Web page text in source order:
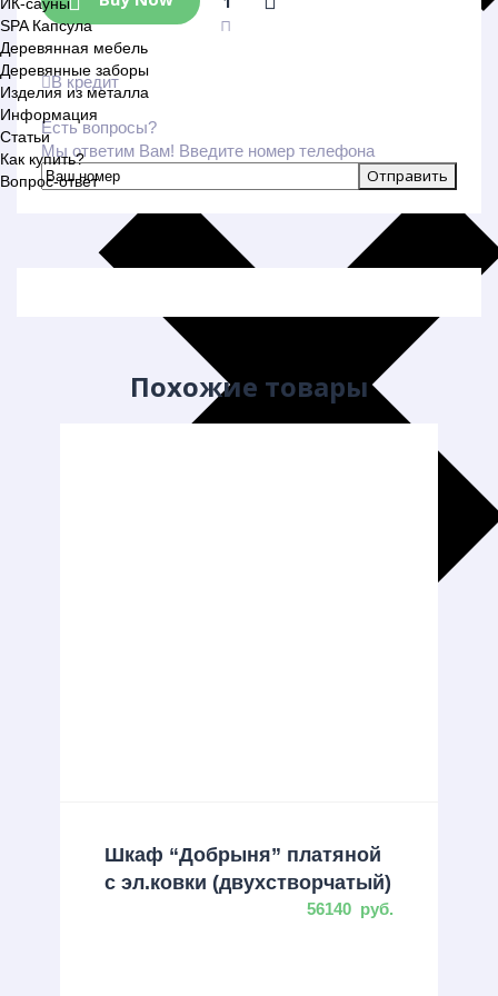
SPA Капсула
Деревянная мебель
Деревянные заборы
Изделия из металла
Информация
Статьи
Как купить?
Вопрос-ответ
В кредит
Есть вопросы?
Мы ответим Вам! Введите номер телефона
Похожие товары
Шкаф “Добрыня” платяной
с эл.ковки (двухстворчатый)
56140 руб.